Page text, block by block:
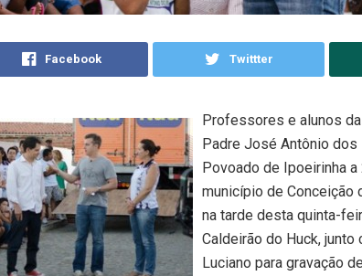
Facebook Twittter
Professores e alunos
Padre José Antônio dos
Povoado de Ipoeirinha
município de Conceição
na tarde desta quinta-
Caldeirão do Huck,
Luciano para gravação